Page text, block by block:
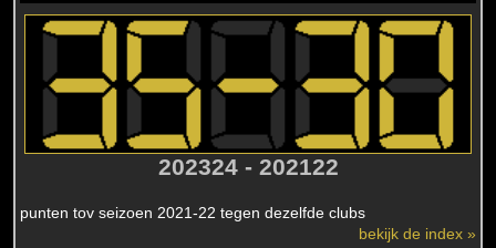
202324 - 202122
punten tov seizoen 2021-22 tegen dezelfde clubs
bekijk de index »